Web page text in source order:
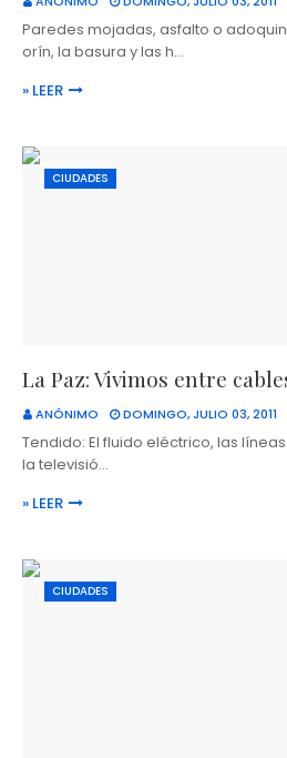
Paredes mojadas, asfalto o
orín, la basura y las h…
» LEER
CIUDADES
La Paz: Vivimos entre
ANÓNIMO DOMINGO, JULIO 03, 2011
Tendido: El fluido eléctrico, las
la televisió…
» LEER
CIUDADES